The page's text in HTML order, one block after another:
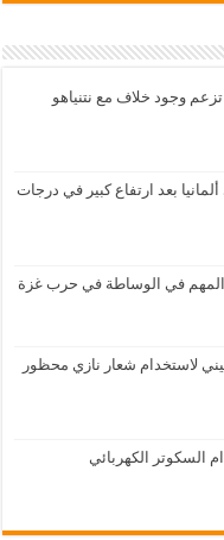
تزعم وجود خلاف مع نتنياهو
بعد ارتفاع كبير في درجات
المهم في الوساطة في حرب غزة
لاستخدام شعار نازي محظور
السكوتر الكهربائي